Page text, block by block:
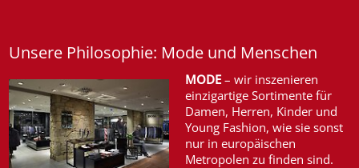
Unsere Philosophie: Mode und Menschen
MODE– wir inszenieren
einzigartige Sortimente für
Damen, Herren, Kinder und
Young Fashion, wie sie sonst
nur in europäischen
Metropolen zu finden sind.